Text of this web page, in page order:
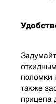
поломки
также
прицепа